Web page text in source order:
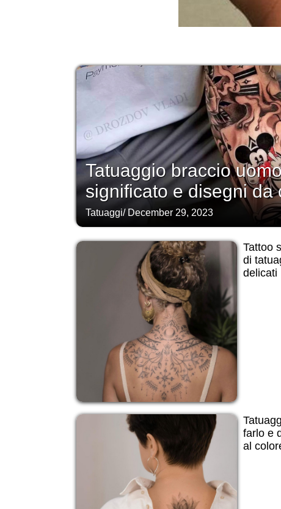
Tatuaggio braccio
significato e disegni da
Tatuaggi/ December 29, 2023
Tattoo
di
delicati
farlo e
al